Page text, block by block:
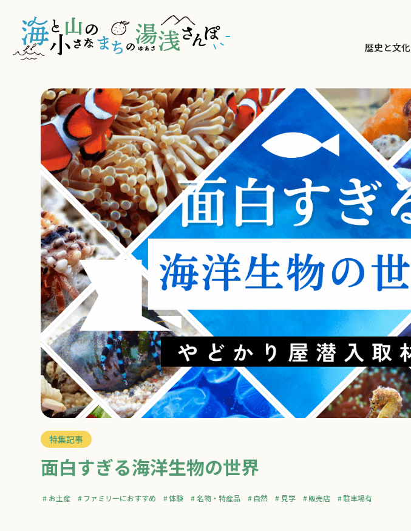
歴史と文化
特集記事
面白すぎる海洋生物の世界
お土産 ファミリーにおすすめ 体験 名物・特産品 自然 見学 販売店 駐車場有